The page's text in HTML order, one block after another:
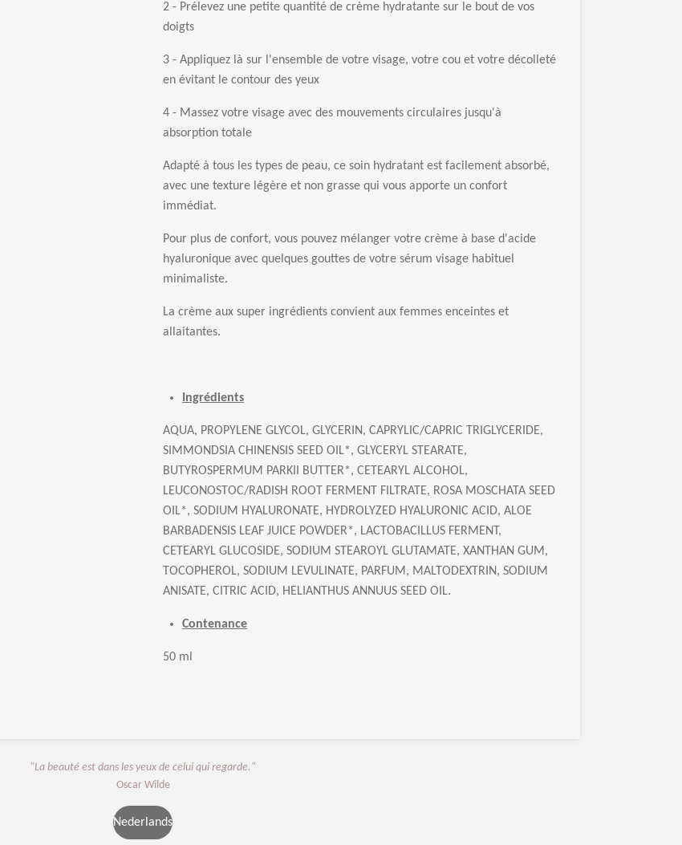
2 - Prélevez une petite quantité de crème hydratante sur le bout de vos
doigts
3 - Appliquez là sur l'ensemble de votre visage, votre cou et votre décolleté
en évitant le contour des yeux
4 - Massez votre visage avec des mouvements circulaires jusqu'à
absorption totale
Adapté à tous les types de peau, ce soin hydratant est facilement absorbé,
avec une texture légère et non grasse qui vous apporte un confort
immédiat.
Pour plus de confort, vous pouvez mélanger votre crème à base d'acide
hyaluronique avec quelques gouttes de votre sérum visage habituel
minimaliste.
La crème aux super ingrédients convient aux femmes enceintes et
allaitantes.
Ingrédients
AQUA, PROPYLENE GLYCOL, GLYCERIN, CAPRYLIC/CAPRIC TRIGLYCERIDE,
SIMMONDSIA CHINENSIS SEED OIL*, GLYCERYL STEARATE,
BUTYROSPERMUM PARKII BUTTER*, CETEARYL ALCOHOL,
LEUCONOSTOC/RADISH ROOT FERMENT FILTRATE, ROSA MOSCHATA SEED
OIL*, SODIUM HYALURONATE, HYDROLYZED HYALURONIC ACID, ALOE
BARBADENSIS LEAF JUICE POWDER*, LACTOBACILLUS FERMENT,
CETEARYL GLUCOSIDE, SODIUM STEAROYL GLUTAMATE, XANTHAN GUM,
TOCOPHEROL, SODIUM LEVULINATE, PARFUM, MALTODEXTRIN, SODIUM
ANISATE, CITRIC ACID, HELIANTHUS ANNUUS SEED OIL.
Contenance
50 ml
"La beauté est dans les yeux de celui qui regarde."
Oscar Wilde
Nederlands